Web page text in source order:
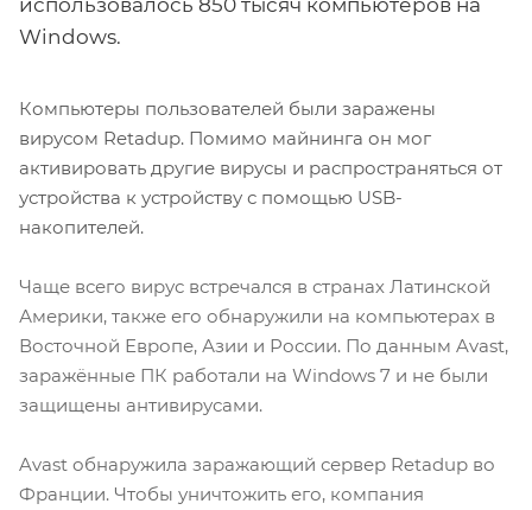
Windows.
Компьютеры пользователей были заражены
вирусом Retadup. Помимо майнинга он мог
активировать другие вирусы и распространяться от
устройства к устройству с помощью USB-
накопителей.
Чаще всего вирус встречался в странах Латинской
Америки, также его обнаружили на компьютерах в
Восточной Европе, Азии и России. По данным Avast,
заражённые ПК работали на Windows 7 и не были
защищены антивирусами.
Avast обнаружила заражающий сервер Retadup во
Франции. Чтобы уничтожить его, компания